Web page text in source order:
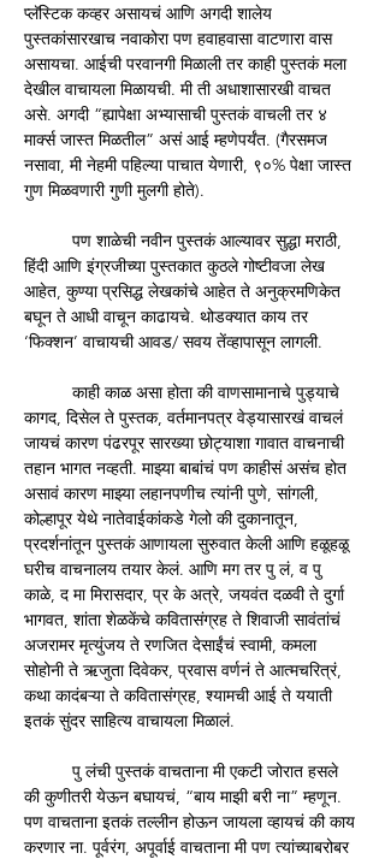
प्लॅस्टिक कव्हर असायचं आणि अगदी शालेय
पुस्तकांसारखाच नवाकोरा पण हवाहवासा वाटणारा वास
असायचा. आईची परवानगी मिळाली तर काही पुस्तकं मला
देखील वाचायला मिळायची. मी ती अधाशासारखी वाचत
असे. अगदी “ह्यापेक्षा अभ्यासाची पुस्तकं वाचली तर ४
मार्क्स जास्त मिळतील” असं आई म्हणेपर्यंत. (गैरसमज
नसावा, मी नेहमी पहिल्या पाचात येणारी, ९०% पेक्षा जास्त
गुण मिळवणारी गुणी मुलगी होते).
हिंदी आणि इंग्रजीच्या पुस्तकात कुठले गोष्टीवजा लेख
आहेत, कुण्या प्रसिद्ध लेखकांचे आहेत ते अनुक्रमणिकेत
बघून ते आधी वाचून काढायचे. थोडक्यात काय तर
‘फिक्शन’ वाचायची आवड/ सवय तेंव्हापासून लागली.
कागद, दिसेल ते पुस्तक, वर्तमानपत्र वेड्यासारखं वाचलं
जायचं कारण पंढरपूर सारख्या छोट्याशा गावात वाचनाची
तहान भागत नव्हती. माझ्या बाबांचं पण काहीसं असंच होत
असावं कारण माझ्या लहानपणीच त्यांनी पुणे, सांगली,
कोल्हापूर येथे नातेवाईकांकडे गेलो की दुकानातून,
प्रदर्शनांतून पुस्तकं आणायला सुरुवात केली आणि हळूहळू
घरीच वाचनालय तयार केलं. आणि मग तर पु लं, व पु
काळे, द मा मिरासदार, प्र के अत्रे, जयवंत दळवी ते दुर्गा
भागवत, शांता शेळकेंचे कवितासंग्रह ते शिवाजी सावंतांचं
अजरामर मृत्युंजय ते रणजित देसाईंचं स्वामी, कमला
सोहोनी ते ऋजुता दिवेकर, प्रवास वर्णनं ते आत्मचरित्रं,
कथा कादंबऱ्या ते कवितासंग्रह, श्यामची आई ते ययाती
इतकं सुंदर साहित्य वाचायला मिळालं.
की कुणीतरी येऊन बघायचं, “बाय माझी बरी ना” म्हणून.
पण वाचताना इतकं तल्लीन होऊन जायला व्हायचं की काय
करणार ना. पूर्वरंग, अपूर्वाई वाचताना मी पण त्यांच्याबरोबर